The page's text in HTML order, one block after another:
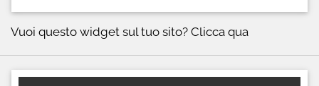
Vuoi questo widget sul tuo sito? Clicca qua